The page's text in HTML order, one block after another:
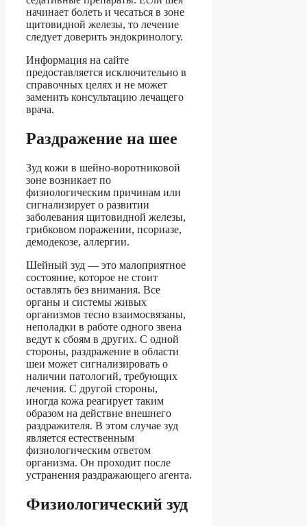
начинает болеть и чесаться в зоне
щитовидной железы, то лечение
следует доверить эндокринологу.
Информация на сайте
предоставляется исключительно в
справочных целях и не может
заменить консультацию лечащего
врача.
Раздражение на шее
Зуд кожи в шейно-воротниковой
зоне возникает по
физиологическим причинам или
сигнализирует о развитии
заболевания щитовидной железы,
грибковом поражении, псориазе,
демодекозе, аллергии.
Шейный зуд — это малоприятное
состояние, которое не стоит
оставлять без внимания. Все
органы и системы живых
организмов тесно взаимосвязаны,
неполадки в работе одного звена
ведут к сбоям в других. С одной
стороны, раздражение в области
шеи может сигнализировать о
наличии патологий, требующих
лечения. С другой стороны,
иногда кожа реагирует таким
образом на действие внешнего
раздражителя. В этом случае зуд
является естественным
физиологическим ответом
организма. Он проходит после
устранения раздражающего агента.
Физиологический зуд